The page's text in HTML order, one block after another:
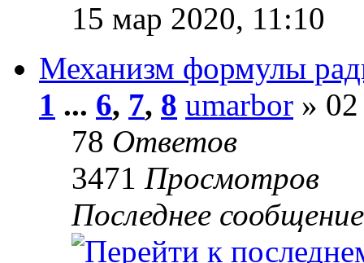
15 мар 2020, 11:10
Механизм формулы
1 ... 6, 7, 8 umarbor »
78 Ответов
3471 Просмотров
Последнее